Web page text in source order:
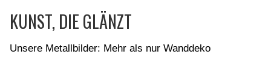
KUNST, DIE GLÄNZT
Unsere Metallbilder: Mehr als nur Wanddeko